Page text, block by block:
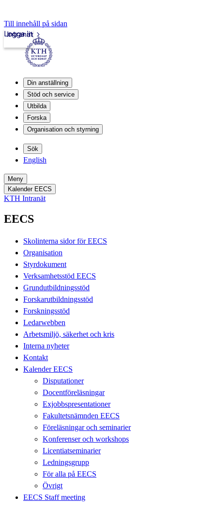
Till innehåll på sidan
Intranät
Logga in
Din anställning
Stöd och service
Utbilda
Forska
Organisation och styrning
Sök
English
Meny
Kalender EECS
KTH Intranät
EECS
Skolinterna sidor för EECS
Organisation
Styrdokument
Verksamhetsstöd EECS
Grundutbildningsstöd
Forskarutbildningsstöd
Forskningsstöd
Ledarwebben
Arbetsmiljö, säkerhet och kris
Interna nyheter
Kontakt
Kalender EECS
Disputationer
Docentföreläsningar
Exjobbspresentationer
Fakultetsnämnden EECS
Föreläsningar och seminarier
Konferenser och workshops
Licentiatseminarier
Ledningsgrupp
För alla på EECS
Övrigt
EECS Staff meeting